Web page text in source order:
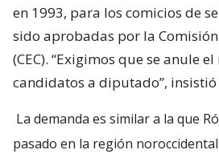
en 1993, para los comicios de
sido aprobadas por la
(CEC). “Exigimos que se anule
candidatos a diputado”,
La demanda es similar a la que
pasado en la región